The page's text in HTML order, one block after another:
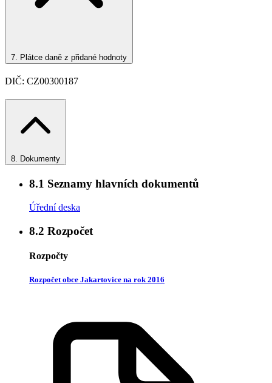
7. Plátce daně z přidané hodnoty
DIČ: CZ00300187
8. Dokumenty
8.1 Seznamy hlavních dokumentů
Úřední deska
8.2 Rozpočet
Rozpočty
Rozpočet obce Jakartovice na rok 2016